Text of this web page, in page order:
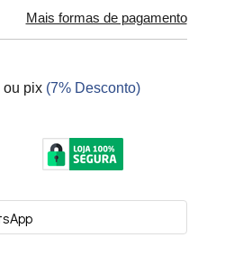
Mais formas de pagamento
ou pix (7% Desconto)